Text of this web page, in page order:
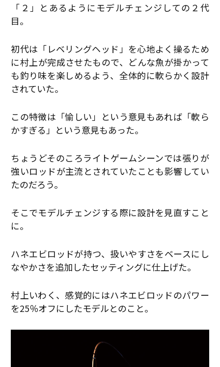
「２」とあるようにモデルチェンジしての２代
目。
初代は「レベリングヘッド」を心地よく操るため
に村上が完成させたもので、どんな魚が掛かって
も釣り味を楽しめるよう、全体的に軟らかく設計
されていた。
この特徴は「愉しい」という意見もあれば「軟ら
かすぎる」という意見もあった。
ちょうどそのころライトゲームシーンでは張りが
強いロッドが主流とされていたことも影響してい
たのだろう。
そこでモデルチェンジする際に設計を見直すこと
に。
ハネエビロッドが持つ、扱いやすさをベースにし
なやかさを追加したセッティングに仕上げた。
村上いわく、感覚的にはハネエビロッドのパワー
を25％オフにしたモデルとのこと。